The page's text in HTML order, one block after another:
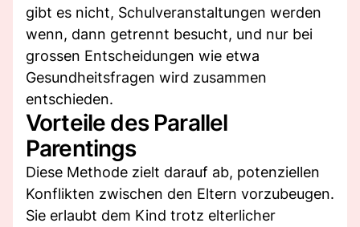
gibt es nicht, Schulveranstaltungen werden
wenn, dann getrennt besucht, und nur bei
grossen Entscheidungen wie etwa
Gesundheitsfragen wird zusammen
entschieden.
Vorteile des Parallel
Parentings
Diese Methode zielt darauf ab, potenziellen
Konflikten zwischen den Eltern vorzubeugen.
Sie erlaubt dem Kind trotz elterlicher